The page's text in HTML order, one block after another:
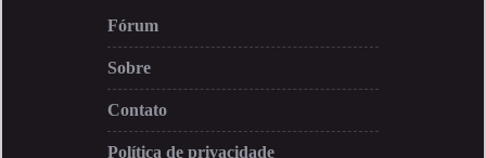
Fórum
Sobre
Contato
Política de privacidade